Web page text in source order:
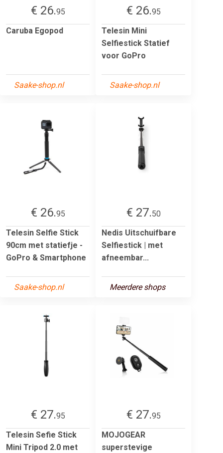
€ 26.95
Caruba Egopod
Saake-shop.nl
€ 26.95
Telesin Mini
Selfiestick Statief
voor GoPro
Saake-shop.nl
€ 26.95
Telesin Selfie Stick
90cm met statiefje -
GoPro & Smartphone
Saake-shop.nl
€ 27.50
Nedis Uitschuifbare
Selfiestick | met
afneembar...
Meerdere shops
€ 27.95
Telesin Sefie Stick
Mini Tripod 2.0 met
€ 27.95
MOJOGEAR
superstevige